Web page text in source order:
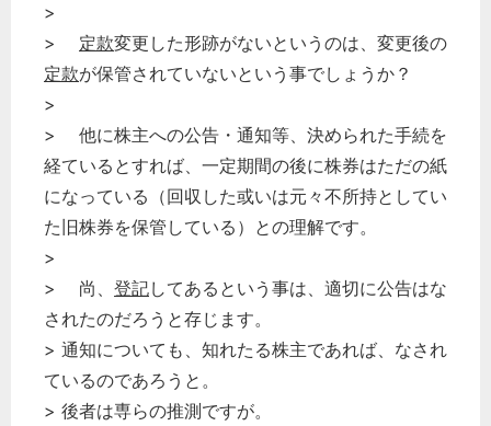
>
> 定款変更した形跡がないというのは、変更後の
定款が保管されていないという事でしょうか？
>
> 他に株主への公告・通知等、決められた手続を
経ているとすれば、一定期間の後に株券はただの紙
になっている（回収した或いは元々不所持としてい
た旧株券を保管している）との理解です。
>
> 尚、 登記してあるという事は、適切に公告はな
されたのだろうと存じます。
> 通知についても、知れたる株主であれば、なされ
ているのであろうと。
> 後者は専らの推測ですが。
どのカテゴリーに投稿しますか？
選択してください
労務管理
税務経理
経営の知恵
総務の給湯室
秘書のノウハウ
次へ